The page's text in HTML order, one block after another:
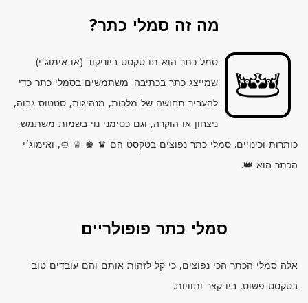
מה זה סמלי כתר?
סמל כתר הוא תו טקסט ביוניקוד (או אימוג׳י)
שמייצג כתר בכתיבה. משתמשים בסמלי כתר כדי
להעביר תחושה של מלכות, מנהיגות, סטטוס גבוה,
ניצחון או הוקרה, וגם כסימני נוי בשמות משתמש,
כותרות וכינויים. סמלי כתר נפוצים בטקסט הם ♛ ♚ ♕ ♔, ואימוג׳י
הכתר הוא 👑.
סמלי כתר פופולריים
אלה סמלי הכתר הכי נפוצים, כי קל לזהות אותם והם עובדים טוב
בטקסט פשוט, ביו קצר ותוויות.